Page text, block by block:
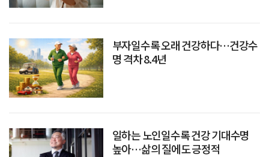
부자일수록 오래 건강하다…건강수
명 격차 8.4년
일하는 노인일수록 건강 기대수명
높아…삶의 질에도 긍정적